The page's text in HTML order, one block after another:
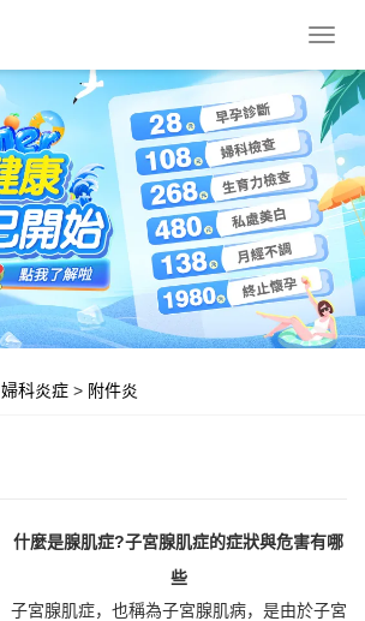
導
菜
單
婦科炎症 > 附件炎
什麼是腺肌症?子宮腺肌症的症狀與危害有哪
些
子宮腺肌症，也稱為子宮腺肌病，是由於子宮